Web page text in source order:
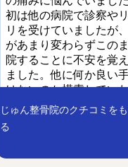
じゅん整骨院のクチコミを
る